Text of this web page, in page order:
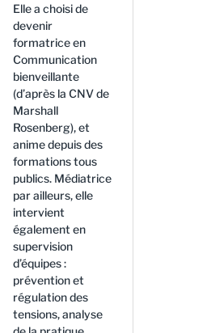
Elle a choisi de
devenir
formatrice en
Communication
bienveillante
(d’après la CNV de
Marshall
Rosenberg), et
anime depuis des
formations tous
publics. Médiatrice
par ailleurs, elle
intervient
également en
supervision
d’équipes :
prévention et
régulation des
tensions, analyse